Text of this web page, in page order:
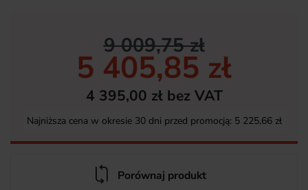
9 009,75 zł
5 405,85 zł
4 395,00 zł bez VAT
Najniższa cena w okresie 30 dni przed promocją: 5 225,66 zł
Porównaj produkt